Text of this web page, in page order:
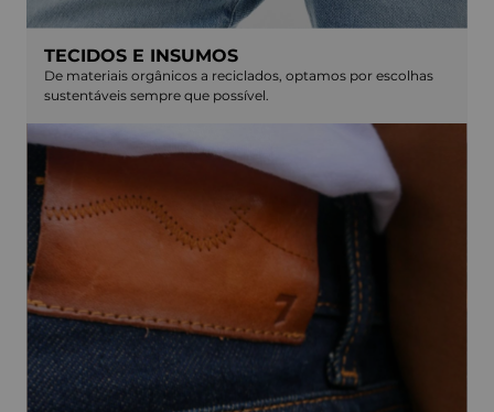
TECIDOS E INSUMOS
De materiais orgânicos a reciclados, optamos por escolhas
sustentáveis sempre que possível.